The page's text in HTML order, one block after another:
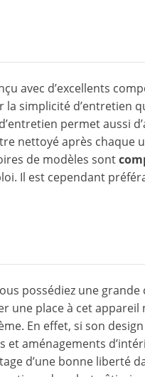
avec d’excellents
simplicité d’entretien
permet aussi
nettoyé après chaque
de modèles sont
Il est cependant
possédiez une
une place à cet appareil
En effet, si son
et aménagements
d’une bonne liberté